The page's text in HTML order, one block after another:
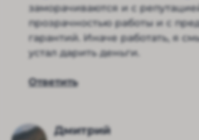
заморачиваются и с
прозрачностью работы и с
гарантий. Иначе работать, я
устал дарить деньги.
Ответить
Дмитрий